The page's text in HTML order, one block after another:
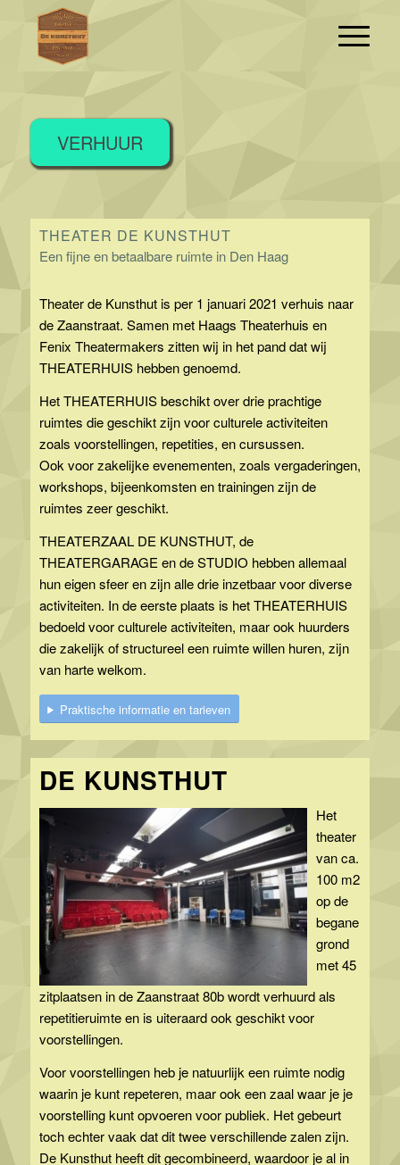
VERHUUR
THEATER DE KUNSTHUT
Een fijne en betaalbare ruimte in Den Haag
Theater de Kunsthut is per 1 januari 2021 verhuis naar
de Zaanstraat. Samen met Haags Theaterhuis en
Fenix Theatermakers zitten wij in het pand dat wij
THEATERHUIS hebben genoemd.
Het THEATERHUIS beschikt over drie prachtige
ruimtes die geschikt zijn voor culturele activiteiten
zoals voorstellingen, repetities, en cursussen.
Ook voor zakelijke evenementen, zoals vergaderingen,
workshops, bijeenkomsten en trainingen zijn de
ruimtes zeer geschikt.
THEATERZAAL DE KUNSTHUT, de
THEATERGARAGE en de STUDIO hebben allemaal
hun eigen sfeer en zijn alle drie inzetbaar voor diverse
activiteiten. In de eerste plaats is het THEATERHUIS
bedoeld voor culturele activiteiten, maar ook huurders
die zakelijk of structureel een ruimte willen huren, zijn
van harte welkom.
Praktische informatie en tarieven
DE KUNSTHUT
Het
theater
van ca.
100 m2
op de
begane
grond
met 45
zitplaatsen in de Zaanstraat 80b wordt verhuurd als
repetitieruimte en is uiteraard ook geschikt voor
voorstellingen.
Voor voorstellingen heb je natuurlijk een ruimte nodig
waarin je kunt repeteren, maar ook een zaal waar je je
voorstelling kunt opvoeren voor publiek. Het gebeurt
toch echter vaak dat dit twee verschillende zalen zijn.
De Kunsthut heeft dit gecombineerd, waardoor je al in